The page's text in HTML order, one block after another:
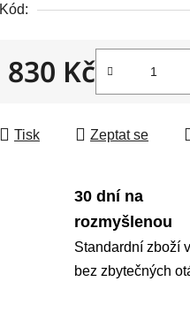
Kód:
830 Kč
Tisk Zeptat se
30 dní na
rozmyšlenou
Standardní zboží
bez zbytečných